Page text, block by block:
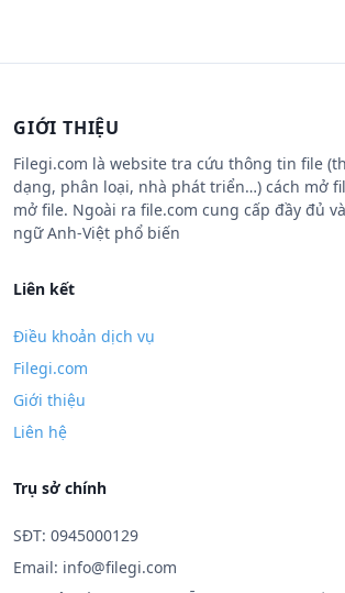
GIỚI THIỆU
Filegi.com là website tra cứu thông tin file
dạng, phân loại, nhà phát triển…) cách mở
mở file. Ngoài ra file.com cung cấp đầy đủ
ngữ Anh-Việt phổ biến
Liên kết
Điều khoản dịch vụ
Filegi.com
Giới thiệu
Liên hệ
Trụ sở chính
SĐT: 0945000129
Email: info@filegi.com